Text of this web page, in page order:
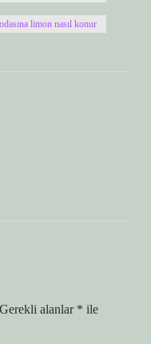
limon nasıl konur
Gerekli alanlar * ile